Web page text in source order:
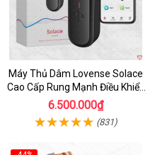
Máy Thủ Dâm Lovense Solace
Cao Cấp Rung Mạnh Điều Khiển
App
6.500.000₫
(831)